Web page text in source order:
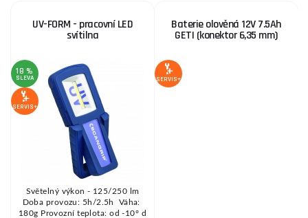
UV-FORM - pracovní LED
svítilna
18 %
SLEVA
SERVIS+
Světelný výkon - 125/250 lm
Doba provozu: 5h/2.5h Váha:
180g Provozní teplota: od -10° d
Baterie olověná 12V 7.5Ah
GETI (konektor 6,35 mm)
SERVIS+